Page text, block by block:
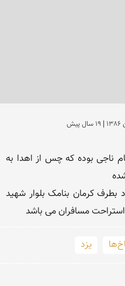
مسافران می باشد
یزد